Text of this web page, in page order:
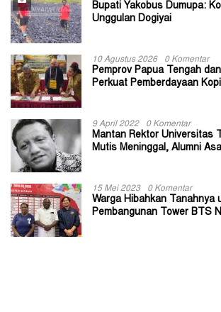
Bupati Yakobus Dumupa:
Unggulan Dogiyai
10 Agustus 2026 0 Komentar
Pemprov Papua Tengah
Perkuat Pemberdayaan
9 April 2022 0 Komentar
Mantan Rektor Universitas
Mutis Meninggal, Alumni
15 Mei 2023 0 Komentar
Warga Hibahkan Tanahnya
Pembangunan Tower BTS